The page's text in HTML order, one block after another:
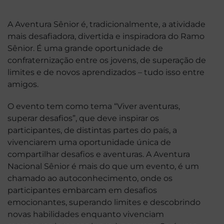
A Aventura Sênior é, tradicionalmente, a atividade
mais desafiadora, divertida e inspiradora do Ramo
Sênior. É uma grande oportunidade de
confraternização entre os jovens, de superação de
limites e de novos aprendizados – tudo isso entre
amigos.
O evento tem como tema “Viver aventuras,
superar desafios”, que deve inspirar os
participantes, de distintas partes do país, a
vivenciarem uma oportunidade única de
compartilhar desafios e aventuras. A Aventura
Nacional Sênior é mais do que um evento, é um
chamado ao autoconhecimento, onde os
participantes embarcam em desafios
emocionantes, superando limites e descobrindo
novas habilidades enquanto vivenciam